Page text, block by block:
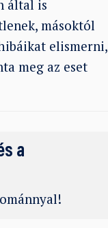
által is
másoktól
elismerni,
meg az eset
a